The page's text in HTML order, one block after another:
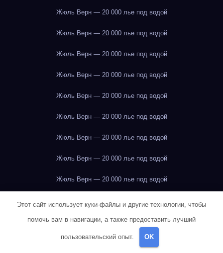
Жюль Верн — 20 000 лье под водой
Жюль Верн — 20 000 лье под водой
Жюль Верн — 20 000 лье под водой
Жюль Верн — 20 000 лье под водой
Жюль Верн — 20 000 лье под водой
Жюль Верн — 20 000 лье под водой
Жюль Верн — 20 000 лье под водой
Жюль Верн — 20 000 лье под водой
Жюль Верн — 20 000 лье под водой
Иван Тургенев — Отцы и дети
Илья Ильф и Евгений Петров — Двенадцать стульев Иркутск
Этот сайт использует куки-файлы и другие технологии, чтобы
помочь вам в навигации, а также предоставить лучший
пользовательский опыт. OK